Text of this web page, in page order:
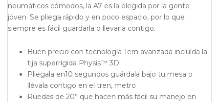
neumáticos cómodos, la A7 es la elegida por la gente
jóven. Se pliega rápido y en poco espacio, por lo que
siempre es fácil guardarla o llevarla contigo.
Buen precio con tecnología Tern avanzada incluída la
tija superrígida Physis™ 3D
Pliegala en10 segundos guárdala bajo tu mesa o
llévala contigo en el tren, metro
Ruedas de 20” que hacen más fácil su manejo en